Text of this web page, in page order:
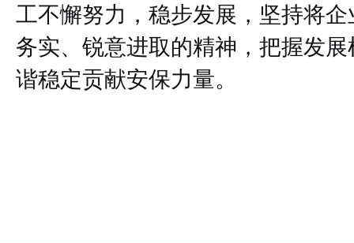
工不懈努力，稳步发展，坚持将
务实、锐意进取的精神，把握发
谐稳定贡献安保力量。